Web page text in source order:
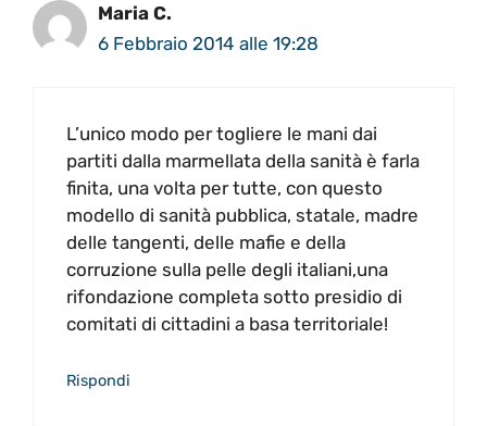
Maria C.
6 Febbraio 2014 alle 19:28
L’unico modo per togliere le mani dai
partiti dalla marmellata della sanità è farla
finita, una volta per tutte, con questo
modello di sanità pubblica, statale, madre
delle tangenti, delle mafie e della
corruzione sulla pelle degli italiani,una
rifondazione completa sotto presidio di
comitati di cittadini a basa territoriale!
Rispondi